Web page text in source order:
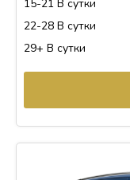
15-21 В сутки
22-28 В сутки
29+ В сутки